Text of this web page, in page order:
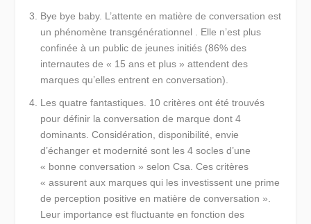
Bye bye baby. L’attente en matière de conversation est
un phénomène transgénérationnel . Elle n’est plus
confinée à un public de jeunes initiés (86% des
internautes de « 15 ans et plus » attendent des
marques qu’elles entrent en conversation).
Les quatre fantastiques. 10 critères ont été trouvés
pour définir la conversation de marque dont 4
dominants.Considération, disponibilité, envie
d’échanger et modernité sont les 4 socles d’une
« bonne conversation » selon Csa. Ces critères
« assurent aux marques qui les investissent une prime
de perception positive en matière de conversation ».
Leur importance est fluctuante en fonction des